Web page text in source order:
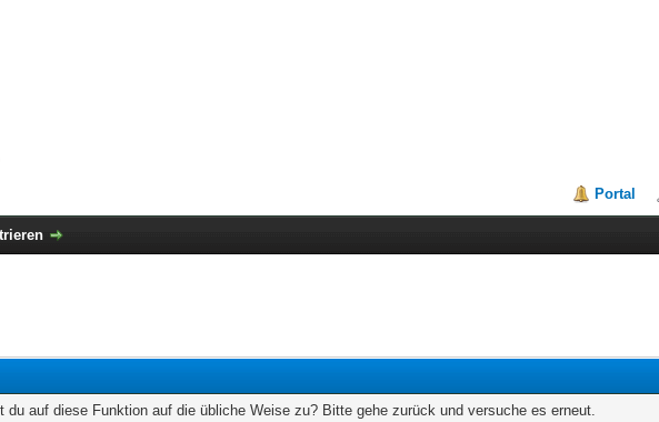
Portal
du auf diese Funktion auf die übliche Weise zu? Bitte gehe zurück und versuche es erneut.